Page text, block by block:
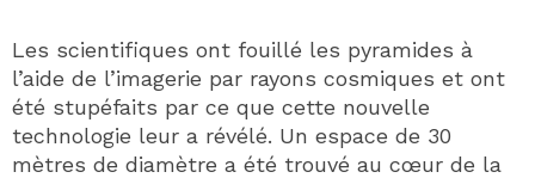
Les scientifiques ont fouillé les pyramides à
l’aide de l’imagerie par rayons cosmiques et ont
été stupéfaits par ce que cette nouvelle
technologie leur a révélé. Un espace de 30
mètres de diamètre a été trouvé au cœur de la